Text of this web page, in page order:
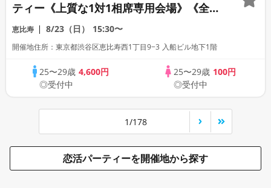
ティー《上質な1対1相席専用会場》《全席
半個室》《飲み放題付き》《machicon
JAPAN主催》
恵比寿 8/23（日） 15:30〜
開催地住所：東京都渋谷区恵比寿西1丁目9−3 入船ビル地下1階
25〜29歳4,600円
◎受付中
25〜29歳 100円
◎受付中
1/178
恋活パーティーを開催地から探す